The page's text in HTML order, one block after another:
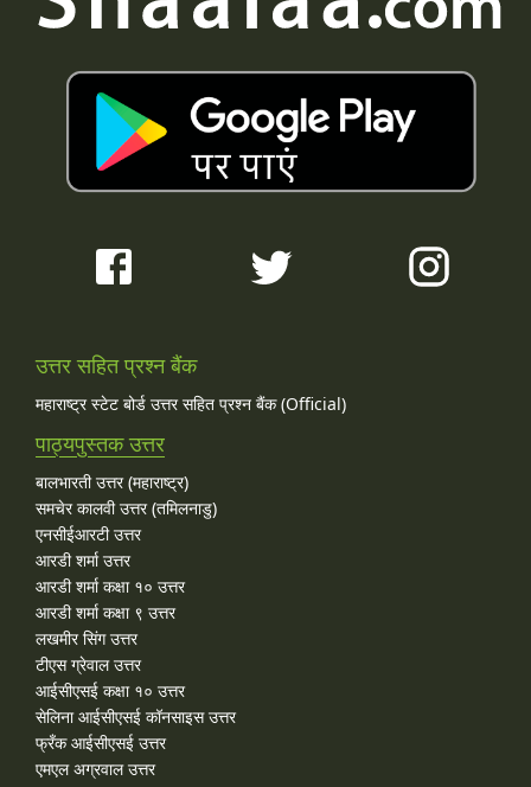
उत्तर सहित प्रश्न बैंक
महाराष्ट्र स्टेट बोर्ड उत्तर सहित प्रश्न बैंक (Official)
पाठ्यपुस्तक उत्तर
बालभारती उत्तर (महाराष्ट्र)
समचेर कालवी उत्तर (तमिलनाडु)
एनसीईआरटी उत्तर
आरडी शर्मा उत्तर
आरडी शर्मा कक्षा १० उत्तर
आरडी शर्मा कक्षा ९ उत्तर
लखमीर सिंग उत्तर
टीएस ग्रेवाल उत्तर
आईसीएसई कक्षा १० उत्तर
सेलिना आईसीएसई कॉनसाइस उत्तर
फ्रँक आईसीएसई उत्तर
एमएल अग्रवाल उत्तर